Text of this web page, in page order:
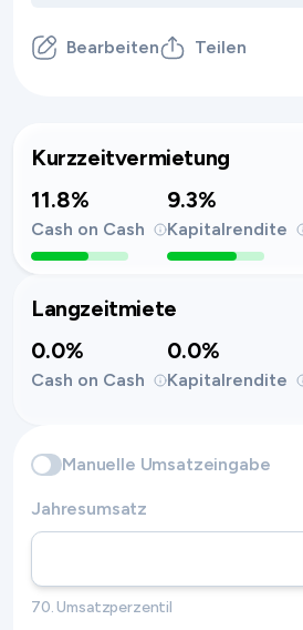
Bearbeiten Teilen
Kurzzeitvermietung
11.8%
Cash on Cash
9.3%
Kapitalrendite
Langzeitmiete
0.0%
Cash on Cash
0.0%
Kapitalrendite
Manuelle Umsatzeingabe
Jahresumsatz
70. Umsatzperzentil